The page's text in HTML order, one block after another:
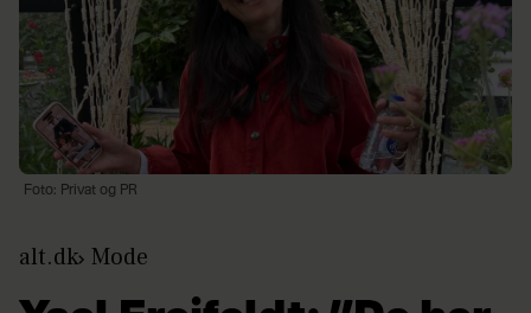
Foto: Privat og PR
alt.dk Mode